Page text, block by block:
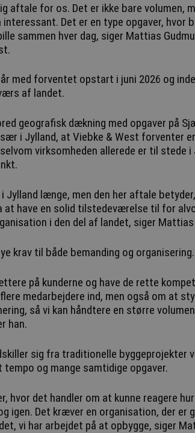
aftale for os. Det er ikke bare volumen,
interessant. Det er en type opgaver, hvor
sammen hver dag, siger Mattias
med forventet opstart i juni 2026 og
af landet.
geografisk dækning med opgaver på
i Jylland, at Viebke & West forventer
virksomheden allerede er til stede i
længe, men den her aftale
have en solid tilstedeværelse til for
i den del af landet, siger Mattias
krav til både bemanding og organisering.
på kunderne og have de rette
medarbejdere ind, men også om at
så vi kan håndtere en større
han.
sig fra traditionelle byggeprojekter
og mange samtidige opgaver.
hvor det handler om at kunne reagere
igen. Det kræver en organisation, der
vi har arbejdet på at opbygge, siger